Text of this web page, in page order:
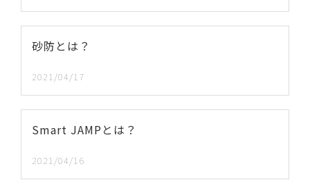
砂防とは？
2021/04/17
Smart JAMPとは？
2021/04/16